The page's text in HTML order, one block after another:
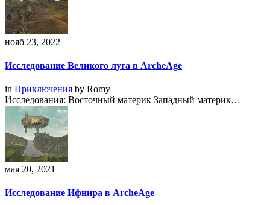
нояб 23, 2022
Исследование Великого луга в ArcheAge
in Приключения by Romy
Исследования: Восточный материк Западный материк…
мая 20, 2021
Исследование Ифнира в ArcheAge